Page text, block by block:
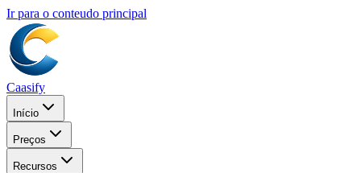
Ir para o conteudo principal
Caasify
Início
Preços
Recursos